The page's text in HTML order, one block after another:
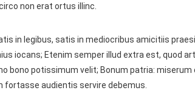
non erat ortus illinc.
in legibus, satis in mediocribus amicitiis
iocans; Etenim semper illud extra est, quod
bono potissimum velit; Bonum patria: miserum
fortasse audientis servire debemus.